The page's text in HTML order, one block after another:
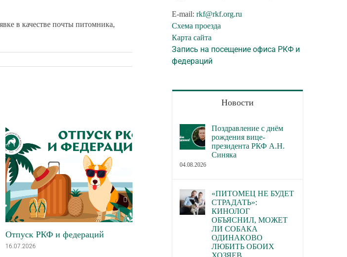
в качестве почты питомника,
Отпуск РКФ и федераций
16.07.2026
РКФ и Авито запускают систему
верификации заводчиков собак
E-mail: rkf@rkf.org.ru
Схема проезда
Карта сайта
Запись на посещение офиса РКФ и
федераций
Новости
Поздравление с днём
рождения вице-
президента РКФ А.Н.
Синяка
04.08.2026
«ПИТОМЕЦ НЕ БУДЕТ
СТРАДАТЬ»:
КИНОЛОГ
ОБЪЯСНИЛ, МОЖЕТ
ЛИ СОБАКА
ОДИНАКОВО
ЛЮБИТЬ ОБОИХ